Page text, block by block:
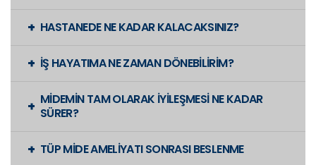
HASTANEDE NE KADAR KALACAKSINIZ?
İŞ HAYATIMA NE ZAMAN DÖNEBİLİRİM?
MİDEMİN TAM OLARAK İYİLEŞMESİ NE KADAR
SÜRER?
TÜP MİDE AMELİYATI SONRASI BESLENME